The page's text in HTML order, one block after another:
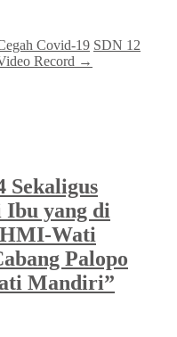
Covid-19 SDN 12
Record →
Sekaligus
yang di
Wati
Palopo
Mandiri”